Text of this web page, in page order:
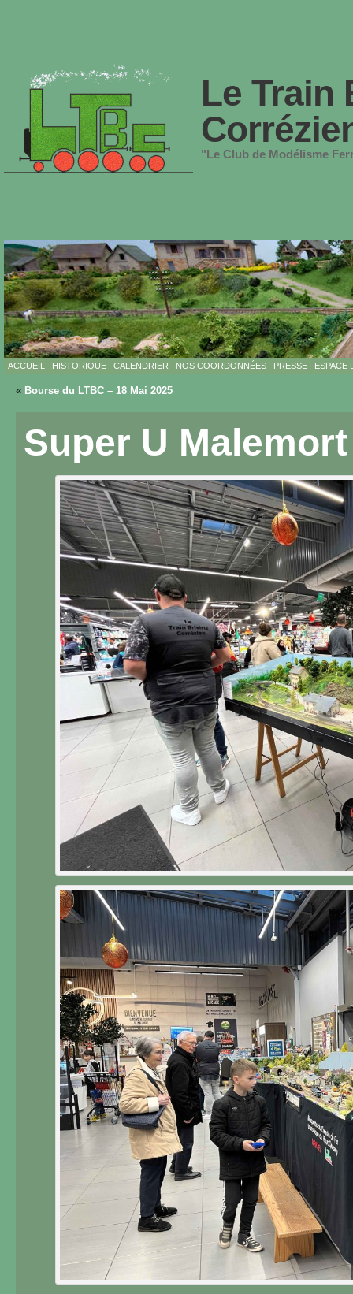
Le Train
"Le Club de Modélisme
ACCUEIL HISTORIQUE CALENDRIER NOS COORDONNÉES PRESSE ESPACE
« Bourse du LTBC – 18 Mai 2025
Super U Malemort